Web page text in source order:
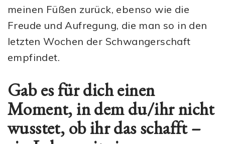
meinen Füßen zurück, ebenso wie die
Freude und Aufregung, die man so in den
letzten Wochen der Schwangerschaft
empfindet.
Gab es für dich einen
Moment, in dem du/ihr nicht
wusstet, ob ihr das schafft –